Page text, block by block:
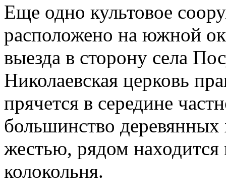
Еще одно культовое
расположено на южной
выезда в сторону села
Николаевская церковь
прячется в середине
большинство
жестью, рядом
колокольня.